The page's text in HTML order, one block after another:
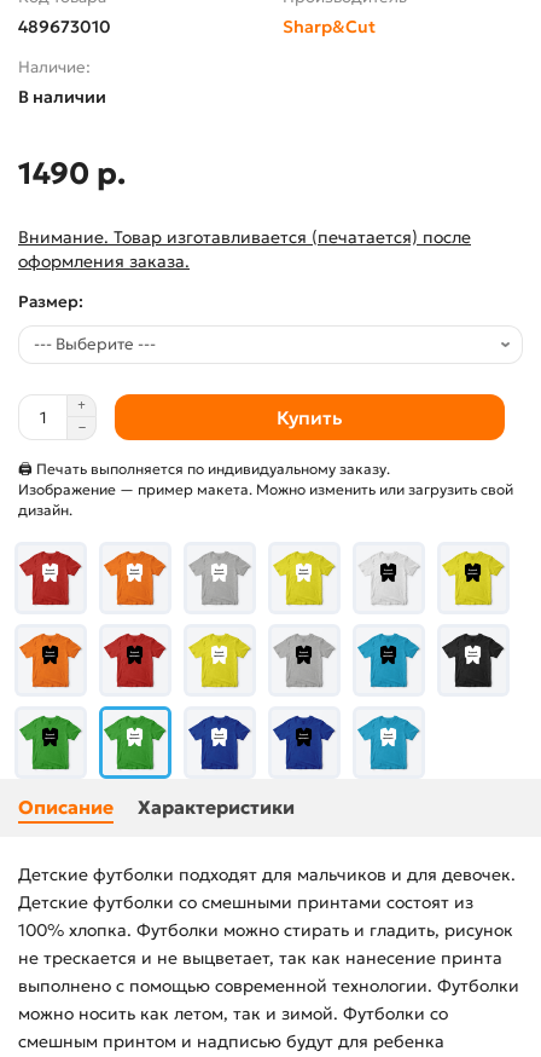
489673010 Sharp&Cut
Наличие:
В наличии
1490 р.
Внимание. Товар изготавливается (печатается) после
оформления заказа.
Размер:
Купить
🖨 Печать выполняется по индивидуальному заказу.
Изображение — пример макета. Можно изменить или загрузить свой
дизайн.
Описание Характеристики
Детские футболки подходят для мальчиков и для девочек.
Детские футболки со смешными принтами состоят из
100% хлопка. Футболки можно стирать и гладить, рисунок
не трескается и не выцветает, так как нанесение принта
выполнено с помощью современной технологии. Футболки
можно носить как летом, так и зимой. Футболки со
смешным принтом и надписью будут для ребенка